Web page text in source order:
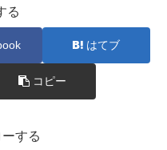
る
はてブ
コピー
する